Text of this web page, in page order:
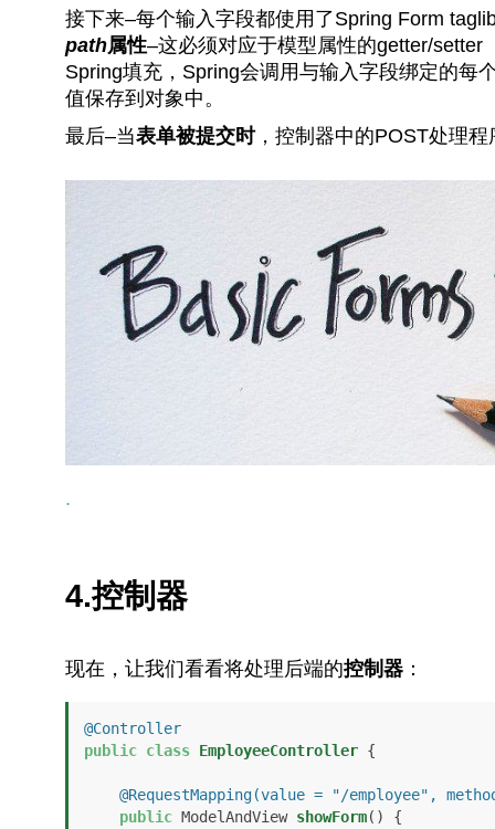
接下来–每个输入字段都使用了Spring Form
path属性–这必须对应于模型属性的getter/setter
Spring填充，Spring会调用与输入字段绑定的每
值保存到对象中。
最后–当表单被提交时，控制器中的POST处理
.
4.控制器
现在，让我们看看将处理后端的控制器：
@Controller
public class EmployeeController {
@RequestMapping(value = "/employee",
public ModelAndView showForm()
{